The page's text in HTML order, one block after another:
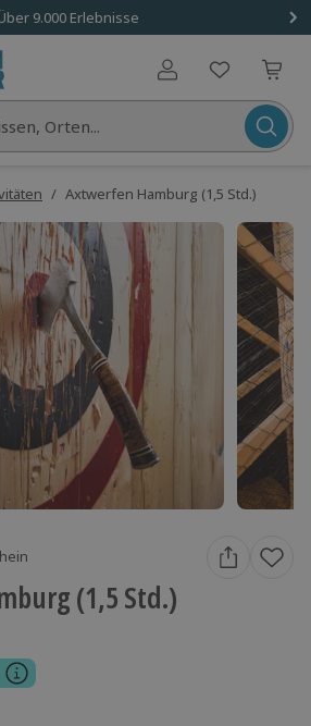
9.000 Erlebnisse
Benutzerkonto
Orten...
/ Axtwerfen Hamburg (1,5 Std.)
(1,5 Std.)